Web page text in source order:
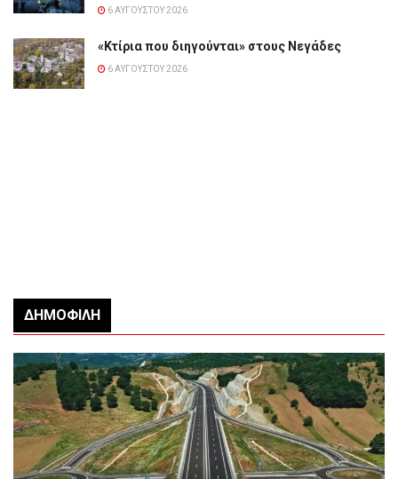
6 ΑΥΓΟΎΣΤΟΥ 2026
«Κτίρια που διηγούνται» στους Νεγάδες
6 ΑΥΓΟΎΣΤΟΥ 2026
ΔΗΜΟΦΙΛΉ